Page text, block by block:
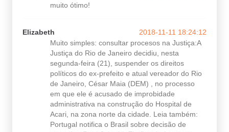
muito ótimo!
Elizabeth
2018-11-11 18:24:12
Muito simples: consultar procesos na Justiça:A
Justiça do Rio de Janeiro decidiu, nesta
segunda-feira (21), suspender os direitos
políticos do ex-prefeito e atual vereador do Rio
de Janeiro, César Maia (DEM) , no processo
em que ele é acusado de improbidade
administrativa na construção do Hospital de
Acari, na zona norte da cidade. Leia também:
Portugal notifica o Brasil sobre decisão de